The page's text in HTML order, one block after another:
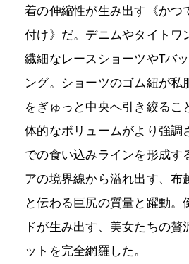
着の伸縮性が生み出す《かつ
付け》だ。デニムやタイトワ
繊細なレースショーツやTバ
ング。ショーツのゴム紐が私
をぎゅっと中央へ引き絞るこ
体的なボリュームがより強調
での食い込みラインを形成す
アの境界線から溢れ出す、布
と伝わる巨尻の質量と躍動。
ドが生み出す、美女たちの贅
ットを完全網羅した。